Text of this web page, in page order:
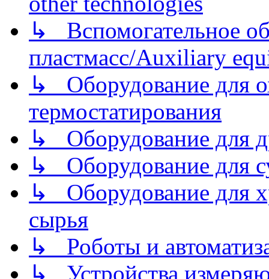
↳ Вспомогательное
пластмасс/Auxiliary
↳ Оборудование для
термостатирования
↳ Оборудование для
↳ Оборудование для
↳ Оборудование для
сырья
↳ Роботы и
↳ Устройства